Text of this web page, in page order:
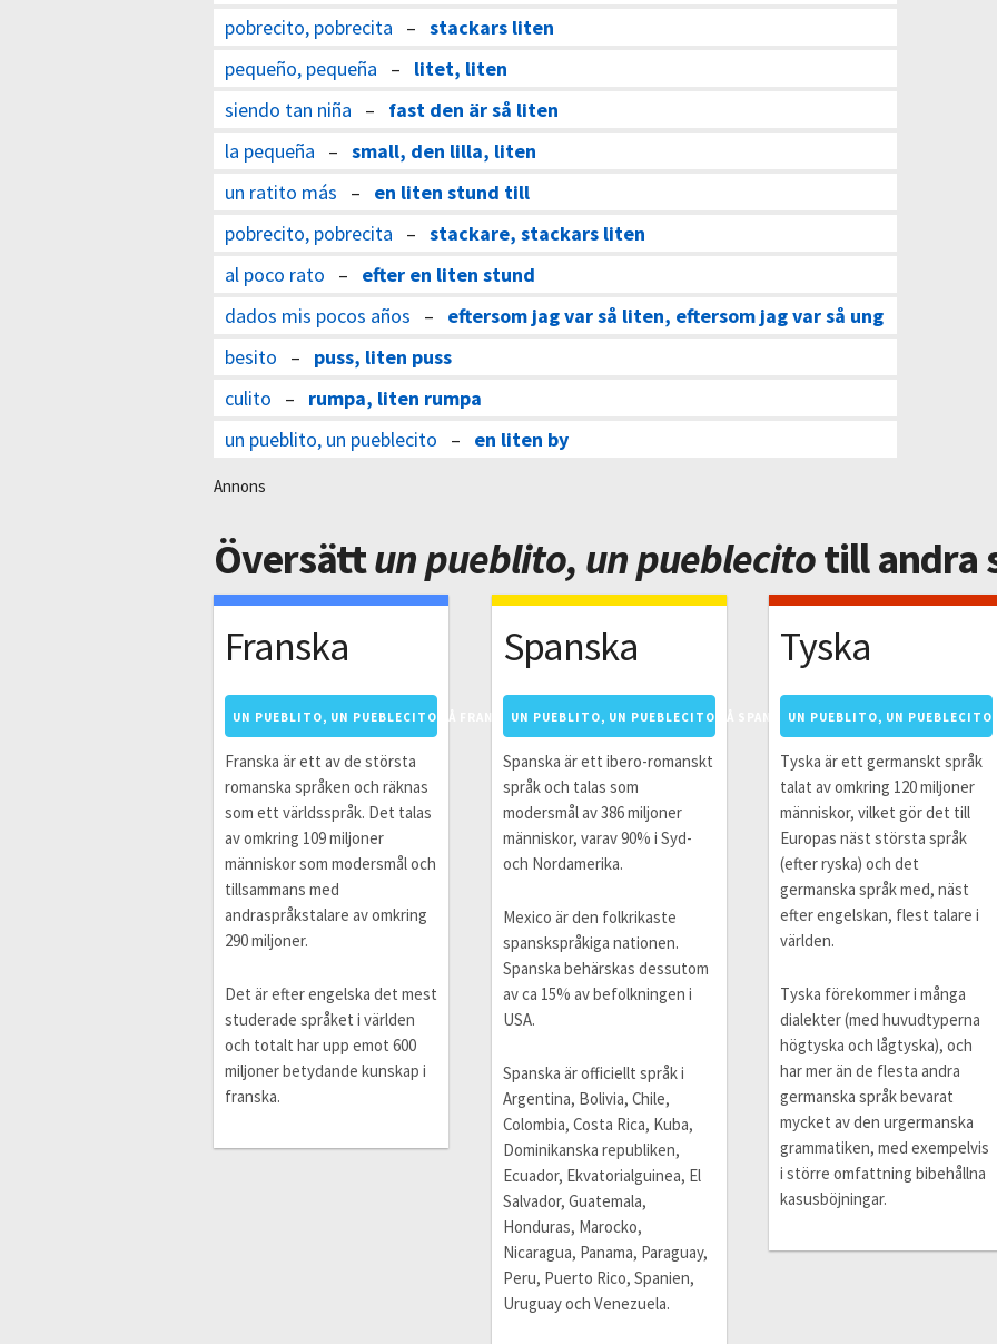
pobrecito, pobrecita – stackars liten
pequeño, pequeña – litet, liten
siendo tan niña – fast den är så liten
la pequeña – small, den lilla, liten
un ratito más – en liten stund till
pobrecito, pobrecita – stackare, stackars liten
al poco rato – efter en liten stund
dados mis pocos años – eftersom jag var så liten, eftersom jag var så ung
besito – puss, liten puss
culito – rumpa, liten rumpa
un pueblito, un pueblecito – en liten by
Annons
Översättun pueblito, un pueblecitotill andra
Franska
UN PUEBLITO, UN PUEBLECITO PÅ FRANSKA
Franska är ett av de största
romanska språken och räknas
som ett världsspråk. Det talas
av omkring 109 miljoner
människor som modersmål och
tillsammans med
andraspråkstalare av omkring
290 miljoner.
Det är efter engelska det mest
studerade språket i världen
och totalt har upp emot 600
miljoner betydande kunskap i
franska.
Spanska
UN PUEBLITO, UN PUEBLECITO PÅ SPANSKA
Spanska är ett ibero-romanskt
språk och talas som
modersmål av 386 miljoner
människor, varav 90% i Syd-
och Nordamerika.
Mexico är den folkrikaste
spanskspråkiga nationen.
Spanska behärskas dessutom
av ca 15% av befolkningen i
USA.
Spanska är officiellt språk i
Argentina, Bolivia, Chile,
Colombia, Costa Rica, Kuba,
Dominikanska republiken,
Ecuador, Ekvatorialguinea, El
Salvador, Guatemala,
Honduras, Marocko,
Nicaragua, Panama, Paraguay,
Peru, Puerto Rico, Spanien,
Uruguay och Venezuela.
Tyska
UN PUEBLITO, UN PUEBLECITO
Tyska är ett germanskt språk
talat av omkring 120 miljoner
människor, vilket gör det till
Europas näst största språk
(efter ryska) och det
germanska språk med, näst
efter engelskan, flest talare i
världen.
Tyska förekommer i många
dialekter (med huvudtyperna
högtyska och lågtyska), och
har mer än de flesta andra
germanska språk bevarat
mycket av den urgermanska
grammatiken, med exempelvis
i större omfattning bibehållna
kasusböjningar.